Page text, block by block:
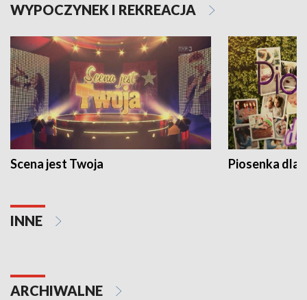
WYPOCZYNEK I REKREACJA
Scena jest Twoja Piosenka dla
INNE
ARCHIWALNE